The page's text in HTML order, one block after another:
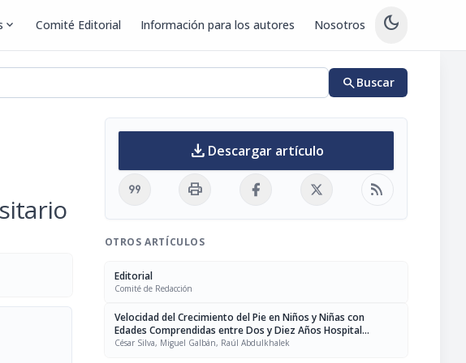
expand_more Comité Editorial Información para los autores Nosotros dark_mode
searchBuscar
download Descargar artículo
format_quote print rss_feed
OTROS ARTÍCULOS
Editorial
Comité de Redacción
Velocidad del Crecimiento del Pie en Niños y Niñas con
Edades Comprendidas entre Dos y Diez Años Hospital
Ortopédico Infantil - Caracas - Julio-Diciembre 1998
César Silva, Miguel Galbán, Raúl Abdulkhalek